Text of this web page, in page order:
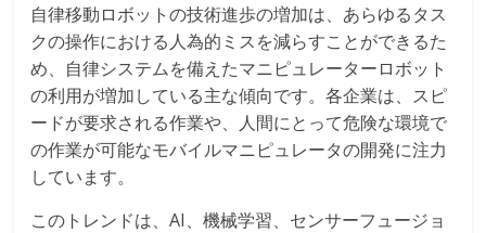
自律移動ロボットの技術進歩の増加は、あらゆるタス
クの操作における人為的ミスを減らすことができるた
め、自律システムを備えたマニピュレーターロボット
の利用が増加している主な傾向です。各企業は、スピ
ードが要求される作業や、人間にとって危険な環境で
の作業が可能なモバイルマニピュレータの開発に注力
しています。
このトレンドは、AI、機械学習、センサーフュージョ